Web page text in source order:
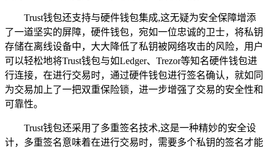
Trust钱包还支持与硬件钱包集成,这无疑为安全保障增添
了一道坚实的屏障，硬件钱包，宛如一位忠诚的卫士，将私钥
存储在离线设备中，大大降低了私钥被网络攻击的风险，用户
可以轻松地将Trust钱包与如Ledger、Trezor等知名硬件钱包进
行连接，在进行交易时，通过硬件钱包进行签名确认，就如同
为交易加上了一把双重保险锁，进一步增强了交易的安全性和
可靠性。
Trust钱包还采用了多重签名技术,这是一种精妙的安全设
计，多重签名意味着在进行交易时，需要多个私钥的签名才能